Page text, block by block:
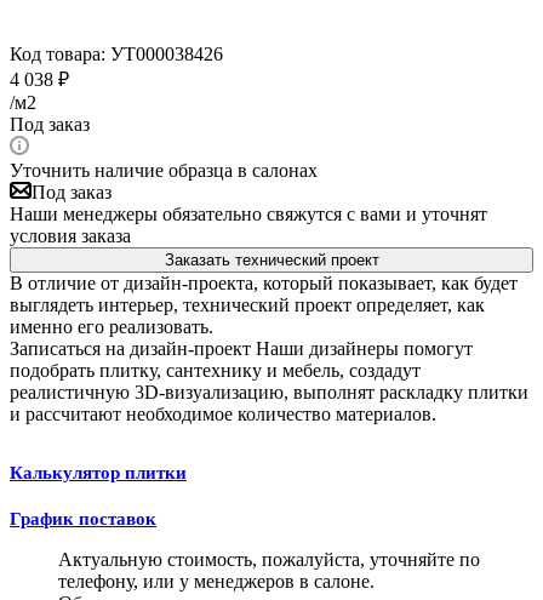
Код товара: УТ000038426
4 038 ₽
/м2
Под заказ
Уточнить наличие образца в салонах
Под заказ
Наши менеджеры обязательно свяжутся с вами и уточнят
условия заказа
Заказать технический проект
В отличие от дизайн-проекта, который показывает, как будет
выглядеть интерьер, технический проект определяет, как
именно его реализовать.
Записаться на дизайн-проект Наши дизайнеры помогут
подобрать плитку, сантехнику и мебель, создадут
реалистичную 3D-визуализацию, выполнят раскладку плитки
и рассчитают необходимое количество материалов.
Калькулятор плитки
График поставок
Актуальную стоимость, пожалуйста, уточняйте по
телефону, или у менеджеров в салоне.